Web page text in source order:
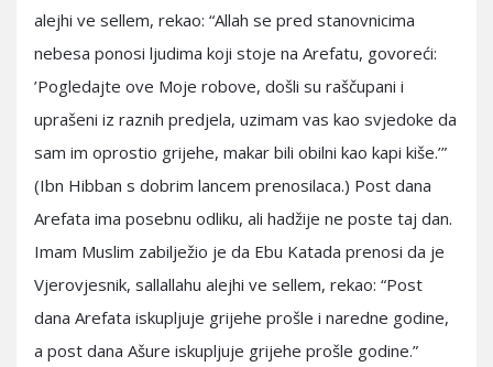
alejhi ve sellem, rekao: “Allah se pred stanovnicima
nebesa ponosi ljudima koji stoje na Arefatu, govoreći:
’Pogledajte ove Moje robove, došli su raščupani i
uprašeni iz raznih predjela, uzimam vas kao svjedoke da
sam im oprostio grijehe, makar bili obilni kao kapi kiše.’”
(Ibn Hibban s dobrim lancem prenosilaca.) Post dana
Arefata ima posebnu odliku, ali hadžije ne poste taj dan.
Imam Muslim zabilježio je da Ebu Katada prenosi da je
Vjerovjesnik, sallallahu alejhi ve sellem, rekao: “Post
dana Arefata iskupljuje grijehe prošle i naredne godine,
a post dana Ašure iskupljuje grijehe prošle godine.”